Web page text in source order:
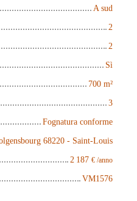
A sud
2
2
Sì
700 m²
3
Fognatura conforme
68220 - Saint-Louis
2 187 € /anno
VM1576